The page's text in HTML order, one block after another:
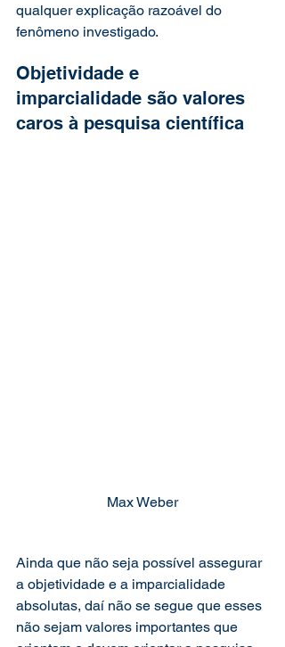
qualquer explicação razoável do
fenômeno investigado.
Objetividade e
imparcialidade são valores
caros à pesquisa científica
Max Weber
Ainda que não seja possível assegurar
a objetividade e a imparcialidade
absolutas, daí não se segue que esses
não sejam valores importantes que